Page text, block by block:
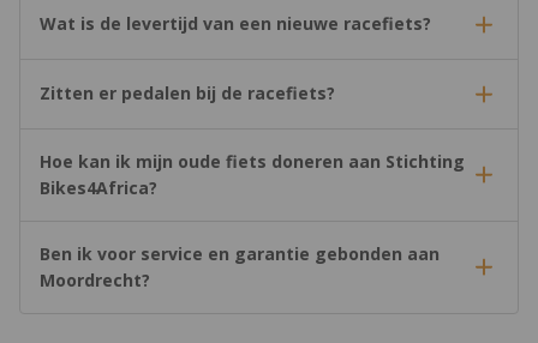
Wat is de levertijd van een nieuwe racefiets?
Zitten er pedalen bij de racefiets?
Hoe kan ik mijn oude fiets doneren aan Stichting
Bikes4Africa?
Ben ik voor service en garantie gebonden aan
Moordrecht?